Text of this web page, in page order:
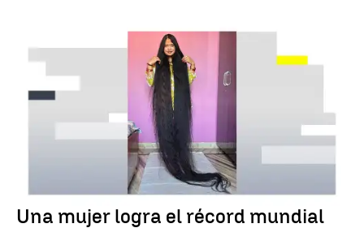
RÉCORD GUINNESS
Una mujer logra el récord mundial